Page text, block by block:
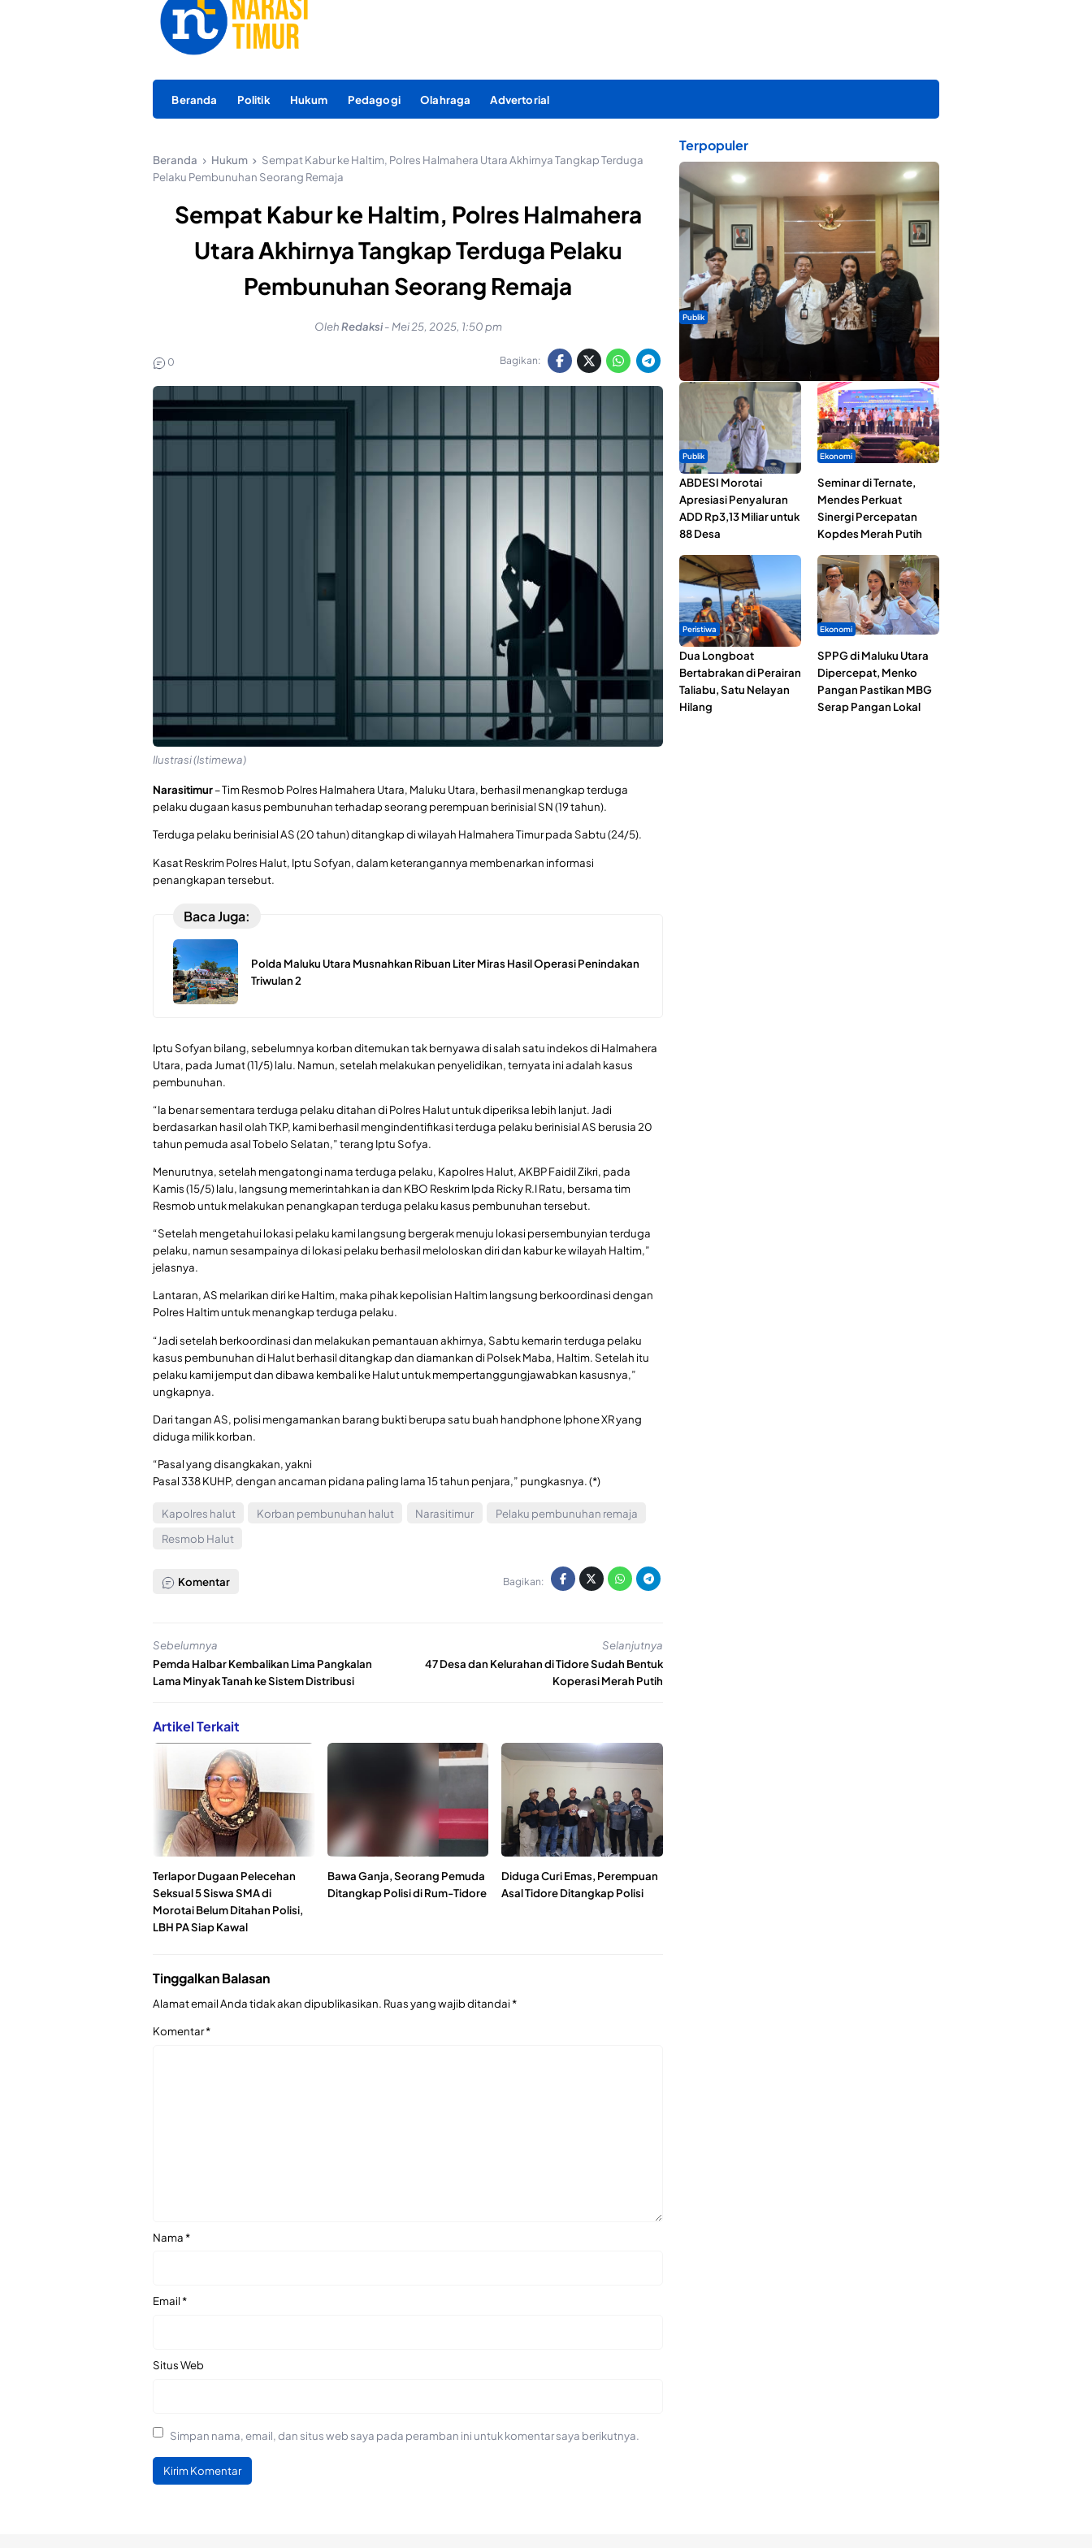
Beranda Politik Hukum Pedagogi Olahraga Advertorial
Beranda Hukum
Sempat Kabur ke Haltim, Polres Halmahera Utara Akhirnya Tangkap Terduga
Pelaku Pembunuhan Seorang Remaja
Sempat Kabur ke Haltim, Polres Halmahera
Utara Akhirnya Tangkap Terduga Pelaku
Pembunuhan Seorang Remaja
OlehRedaksi - Mei 25, 2025, 1:50 pm
0 Bagikan:
Ilustrasi (Istimewa)
Narasitimur– Tim Resmob Polres Halmahera Utara, Maluku Utara, berhasil menangkap terduga
pelaku dugaan kasus pembunuhan terhadap seorang perempuan berinisial SN (19 tahun).
Terduga pelaku berinisial AS (20 tahun) ditangkap di wilayah Halmahera Timur pada Sabtu (24/5).
Kasat Reskrim Polres Halut, Iptu Sofyan, dalam keterangannya membenarkan informasi
penangkapan tersebut.
Baca Juga:
Polda Maluku Utara Musnahkan Ribuan Liter Miras Hasil Operasi Penindakan
Triwulan 2
Iptu Sofyan bilang, sebelumnya korban ditemukan tak bernyawa di salah satu indekos di Halmahera
Utara, pada Jumat (11/5) lalu. Namun, setelah melakukan penyelidikan, ternyata ini adalah kasus
pembunuhan.
“Ia benar sementara terduga pelaku ditahan di Polres Halut untuk diperiksa lebih lanjut. Jadi
berdasarkan hasil olah TKP, kami berhasil mengindentifikasi terduga pelaku berinisial AS berusia 20
tahun pemuda asal Tobelo Selatan,” terang Iptu Sofya.
Menurutnya, setelah mengatongi nama terduga pelaku, Kapolres Halut, AKBP Faidil Zikri, pada
Kamis (15/5) lalu, langsung memerintahkan ia dan KBO Reskrim Ipda Ricky R.I Ratu, bersama tim
Resmob untuk melakukan penangkapan terduga pelaku kasus pembunuhan tersebut.
“Setelah mengetahui lokasi pelaku kami langsung bergerak menuju lokasi persembunyian terduga
pelaku, namun sesampainya di lokasi pelaku berhasil meloloskan diri dan kabur ke wilayah Haltim,”
jelasnya.
Lantaran, AS melarikan diri ke Haltim, maka pihak kepolisian Haltim langsung berkoordinasi dengan
Polres Haltim untuk menangkap terduga pelaku.
“Jadi setelah berkoordinasi dan melakukan pemantauan akhirnya, Sabtu kemarin terduga pelaku
kasus pembunuhan di Halut berhasil ditangkap dan diamankan di Polsek Maba, Haltim. Setelah itu
pelaku kami jemput dan dibawa kembali ke Halut untuk mempertanggungjawabkan kasusnya,”
ungkapnya.
Dari tangan AS, polisi mengamankan barang bukti berupa satu buah handphone Iphone XR yang
diduga milik korban.
“Pasal yang disangkakan, yakni
Pasal 338 KUHP, dengan ancaman pidana paling lama 15 tahun penjara,” pungkasnya. (*)
Kapolres halut Korban pembunuhan halut Narasitimur
Pelaku pembunuhan remaja
Resmob Halut
Komentar Bagikan:
Sebelumnya
Pemda Halbar Kembalikan Lima Pangkalan
Lama Minyak Tanah ke Sistem Distribusi
Selanjutnya
47 Desa dan Kelurahan di Tidore Sudah Bentuk
Koperasi Merah Putih
Artikel Terkait
Terlapor Dugaan Pelecehan
Seksual 5 Siswa SMA di
Morotai Belum Ditahan Polisi,
LBH PA Siap Kawal
Bawa Ganja, Seorang Pemuda
Ditangkap Polisi di Rum-Tidore
Diduga Curi Emas, Perempuan
Asal Tidore Ditangkap Polisi
Tinggalkan Balasan
Alamat email Anda tidak akan dipublikasikan. Ruas yang wajib ditandai*
Komentar*
Nama*
Email*
Situs Web
Simpan nama, email, dan situs web saya pada peramban ini untuk komentar saya berikutnya.
Terpopuler
Publik
Dua Talenta Muda Ternate Wakili Maluku Utara di
Gita Bahana Nusantara 2026
Publik
ABDESI Morotai
Apresiasi Penyaluran
ADD Rp3,13 Miliar untuk
88 Desa
Ekonomi
Seminar di Ternate,
Mendes Perkuat
Sinergi Percepatan
Kopdes Merah Putih
Peristiwa
Dua Longboat
Bertabrakan di Perairan
Taliabu, Satu Nelayan
Hilang
Ekonomi
SPPG di Maluku Utara
Dipercepat, Menko
Pangan Pastikan MBG
Serap Pangan Lokal